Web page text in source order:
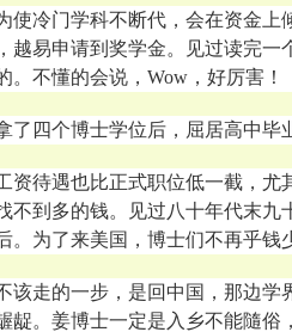
使冷门学科不断代，会在资金上
越易申请到奖学金。见过读完一
。不懂的会说，Wow，好厉害！
了四个博士学位后，屈居高中毕
资待遇也比正式职位低一截，尤
不到多的钱。见过八十年代末九
。为了来美国，博士们不再乎钱
该走的一步，是回中国，那边学
龊。姜博士一定是入乡不能隨俗